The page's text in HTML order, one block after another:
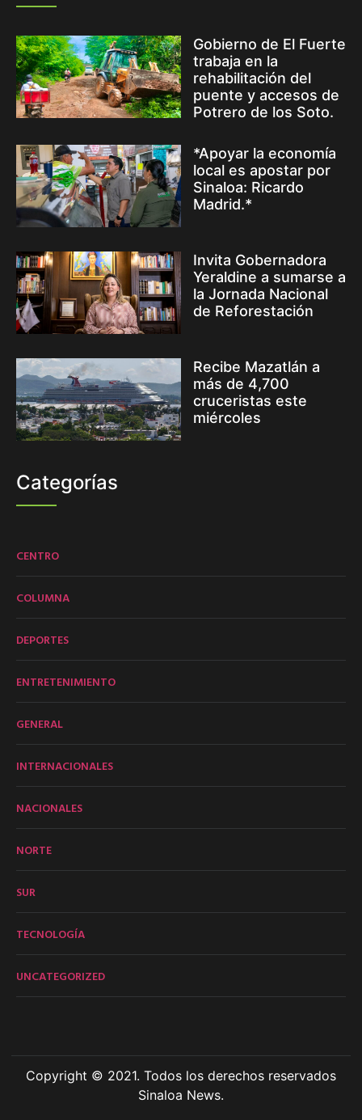
Gobierno de El Fuerte
trabaja en la
rehabilitación del
puente y accesos de
Potrero de los Soto.
*Apoyar la economía
local es apostar por
Sinaloa: Ricardo
Madrid.*
Invita Gobernadora
Yeraldine a sumarse a
la Jornada Nacional
de Reforestación
Recibe Mazatlán a
más de 4,700
cruceristas este
miércoles
Categorías
CENTRO
COLUMNA
DEPORTES
ENTRETENIMIENTO
GENERAL
INTERNACIONALES
NACIONALES
NORTE
SUR
TECNOLOGÍA
UNCATEGORIZED
Copyright © 2021. Todos los derechos reservados
Sinaloa News.